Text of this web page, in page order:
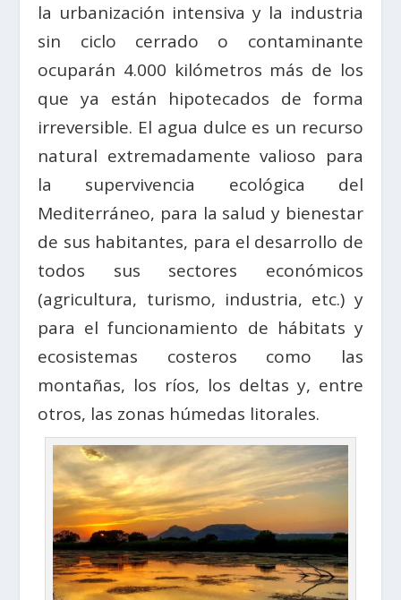
la urbanización intensiva y la industria
sin ciclo cerrado o contaminante
ocuparán 4.000 kilómetros más de los
que ya están hipotecados de forma
irreversible. El agua dulce es un recurso
natural extremadamente valioso para
la supervivencia ecológica del
Mediterráneo, para la salud y bienestar
de sus habitantes, para el desarrollo de
todos sus sectores económicos
(agricultura, turismo, industria, etc.) y
para el funcionamiento de hábitats y
ecosistemas costeros como las
montañas, los ríos, los deltas y, entre
otros, las zonas húmedas litorales.